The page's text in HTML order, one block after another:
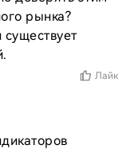
рынка?
Лайк